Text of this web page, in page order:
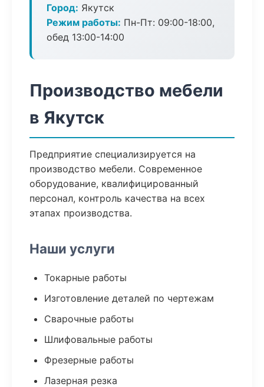
Город: Якутск
Режим работы: Пн-Пт: 09:00-18:00,
обед 13:00-14:00
Производство мебели
в Якутск
Предприятие специализируется на
производство мебели. Современное
оборудование, квалифицированный
персонал, контроль качества на всех
этапах производства.
Наши услуги
Токарные работы
Изготовление деталей по чертежам
Сварочные работы
Шлифовальные работы
Фрезерные работы
Лазерная резка